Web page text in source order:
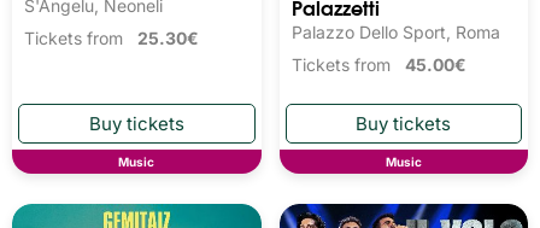
S'Angelu, Neoneli
Tickets from 25.30€
Music
Palazzetti
Palazzo Dello Sport, Roma
Tickets from 45.00€
Music